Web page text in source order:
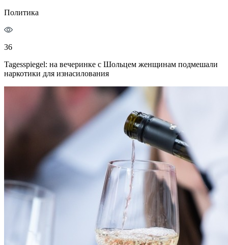
Политика
36
Tagesspiegel: на вечеринке с Шольцем женщинам подмешали
наркотики для изнасилования